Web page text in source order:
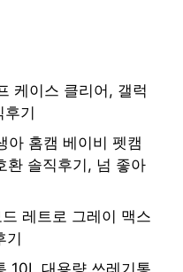
케이스 클리어, 갤럭
기
아 홈캠 베이비 펫캠
환 솔직후기, 넘 좋아
레트로 그레이 맥스
기
10L 대용량 쓰레기통